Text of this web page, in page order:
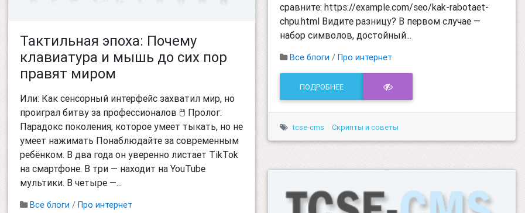
Тактильная эпоха: Почему
клавиатура и мышь до сих пор
правят миром
Или: Как сенсорный интерфейс захватил мир, но
проиграл битву за профессионалов 🖱️ Пролог:
Парадокс поколения, которое умеет тыкать, но не
умеет нажимать Понаблюдайте за современным
ребёнком. В два года он уверенно листает TikTok
на смартфоне. В три — находит на YouTube
мультики. В четыре —...
Все блоги / Про интернет
сравните: https://example.com/seo/kak-rabotaet-
chpu.html Видите разницу? В первом случае —
набор символов, достойный...
Все блоги /Про интернет
ПОДРОБНЕЕ
tcse-cms Скрипты и советы